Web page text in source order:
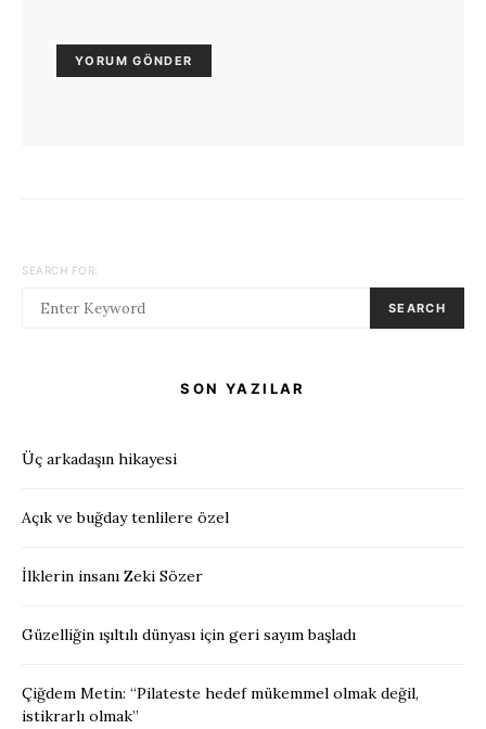
SEARCH FOR:
SEARCH
SON YAZILAR
Üç arkadaşın hikayesi
Açık ve buğday tenlilere özel
İlklerin insanı Zeki Sözer
Güzelliğin ışıltılı dünyası için geri sayım başladı
Çiğdem Metin: “Pilateste hedef mükemmel olmak değil,
istikrarlı olmak”